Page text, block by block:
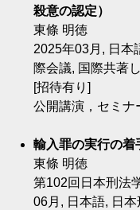
殺意の認定）
東條 明徳
2025年03月, 日本
際会議, 国際共著
[招待有り]
公開講演，セミナ
輸入罪の実行の着
東條 明徳
第102回日本刑法
06月, 日本語, 日